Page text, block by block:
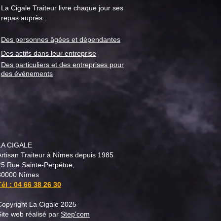
Traiteur : menu "repas
pour la semaine du 28
La Cigale Traiteur livre chaque jour ses
repas auprès :
Des personnes âgées et dépendantes
Des actifs dans leur entreprise
Des particuliers et des entreprises pour
des événements
CIGALE
Traiteur à Nîmes depuis 1985
Rue Sainte-Perpétue,
Nîmes
: 04 66 38 26 30
La Cigale 2025
web réalisé par Step'com